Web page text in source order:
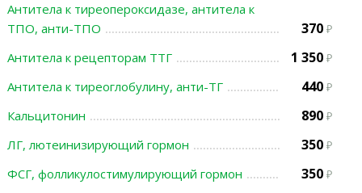
Антитела к тиреопероксидазе, антитела к
ТПО, анти-ТПО
370
Антитела к рецепторам ТТГ 1 350
Антитела к тиреоглобулину, анти-ТГ 440
Кальцитонин 890
ЛГ, лютеинизирующий гормон 350
ФСГ, фолликулостимулирующий гормон 350